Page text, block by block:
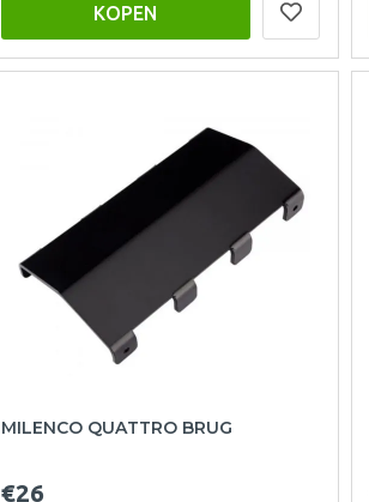
KOPEN
MILENCO QUATTRO BRUG
€26